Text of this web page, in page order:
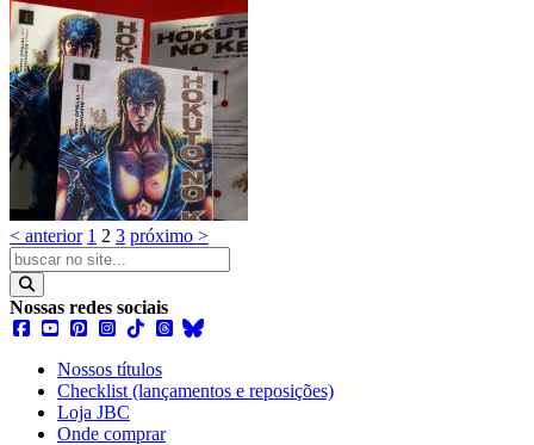
< anterior 1 2 3 próximo >
Nossas redes sociais
Nossos títulos
Checklist (lançamentos e reposições)
Loja JBC
Onde comprar